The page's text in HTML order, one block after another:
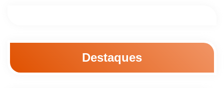
Destaques